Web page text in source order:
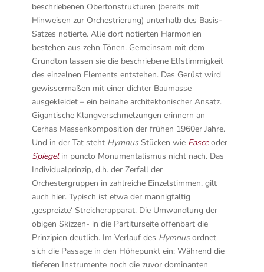
beschriebenen Obertonstrukturen (bereits mit
Hinweisen zur Orchestrierung) unterhalb des Basis-
Satzes notierte. Alle dort notierten Harmonien
bestehen aus zehn Tönen. Gemeinsam mit dem
Grundton lassen sie die beschriebene Elfstimmigkeit
des einzelnen Elements entstehen. Das Gerüst wird
gewissermaßen mit einer dichter Baumasse
ausgekleidet – ein beinahe architektonischer Ansatz.
Gigantische Klangverschmelzungen erinnern an
Cerhas Massenkomposition der frühen 1960er Jahre.
Und in der Tat steht Hymnus Stücken wie Fasce oder
Spiegel in puncto Monumentalismus nicht nach. Das
Individualprinzip, d.h. der Zerfall der
Orchestergruppen in zahlreiche Einzelstimmen, gilt
auch hier. Typisch ist etwa der mannigfaltig
‚gespreizte‘ Streicherapparat. Die Umwandlung der
obigen Skizzen- in die Partiturseite offenbart die
Prinzipien deutlich. Im Verlauf des Hymnus ordnet
sich die Passage in den Höhepunkt ein: Während die
tieferen Instrumente noch die zuvor dominanten